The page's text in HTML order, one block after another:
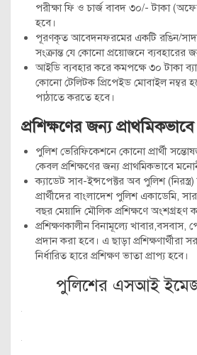
পরীক্ষা ফি ও চার্জ বাবদ ৩০/- টাকা
হবে।
পূরণকৃত আবেদনফরমের একটি রঙিন/
সংক্রান্ত যে কোনো প্রয়োজনে ব্যবহারের
আইডি ব্যবহার করে কমপক্ষে ৩০ টাকা
কোনো টেলিটক প্রিপেইড মোবাইল নম্বর
পাঠাতে করতে হবে।
প্রশিক্ষণের জন্য
পুলিশ ভেরিফিকেশনে কোনো প্রার্থী
কেবল প্রশিক্ষণের জন্য প্রাথমিকভাবে
ক্যাডেট সাব-ইন্সপেক্টর অব পুলিশ (নিরস্ত্র)
প্রার্থীদের বাংলাদেশ পুলিশ একাডেমি,
বছর মেয়াদি মৌলিক প্রশিক্ষণে অংশগ্রহণ
প্রশিক্ষণকালীন বিনামূল্যে খাবার,বসবাস,
প্রদান করা হবে। এ ছাড়া প্রশিক্ষণার্থীরা
নির্ধারিত হারে প্রশিক্ষণ ভাতা প্রাপ্য হবে।
পুলিশের এসআই ইমেজ